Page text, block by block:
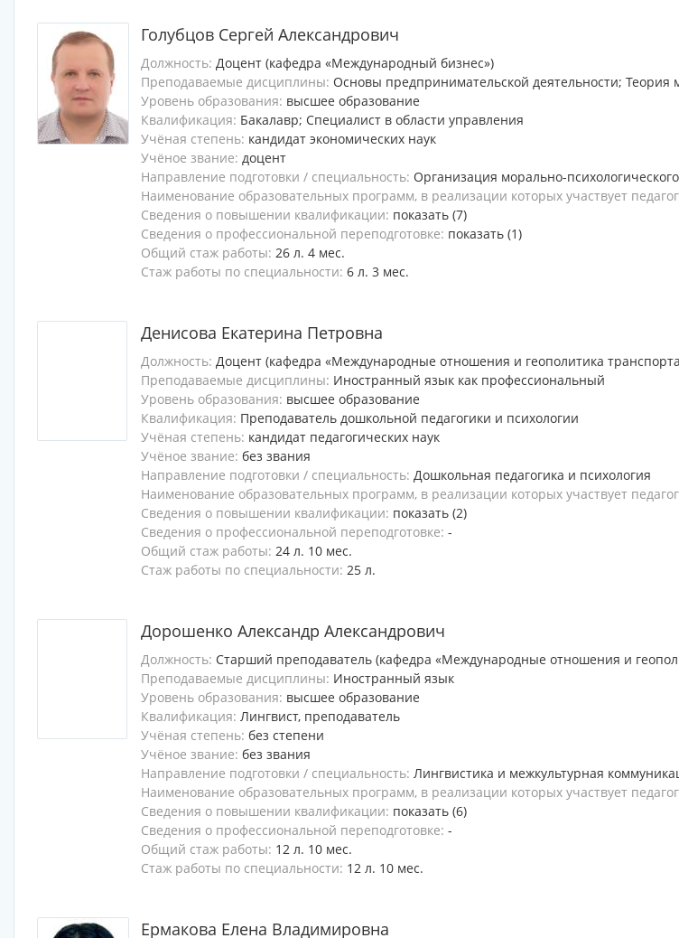
Голубцов Сергей Александрович
Должность: Доцент (кафедра «Международный бизнес»)
Преподаваемые дисциплины: Основы предпринимательской деятельности; Теория
Уровень образования: высшее образование
Квалификация: Бакалавр; Специалист в области управления
Учёная степень: кандидат экономических наук
Учёное звание: доцент
Направление подготовки / специальность: Организация морально-
Наименование образовательных программ, в реализации которых участвует
Сведения о повышении квалификации: показать (7)
Сведения о профессиональной переподготовке: показать (1)
Общий стаж работы: 26 л. 4 мес.
Стаж работы по специальности: 6 л. 3 мес.
Денисова Екатерина Петровна
Должность: Доцент (кафедра «Международные отношения и геополитика
Преподаваемые дисциплины: Иностранный язык как профессиональный
Уровень образования: высшее образование
Квалификация: Преподаватель дошкольной педагогики и психологии
Учёная степень: кандидат педагогических наук
Учёное звание: без звания
Направление подготовки / специальность: Дошкольная педагогика и психология
Наименование образовательных программ, в реализации которых участвует
Сведения о повышении квалификации: показать (2)
Сведения о профессиональной переподготовке: -
Общий стаж работы: 24 л. 10 мес.
Стаж работы по специальности: 25 л.
Дорошенко Александр Александрович
Должность: Старший преподаватель (кафедра «Международные отношения и
Преподаваемые дисциплины: Иностранный язык
Уровень образования: высшее образование
Квалификация: Лингвист, преподаватель
Учёная степень: без степени
Учёное звание: без звания
Направление подготовки / специальность: Лингвистика и межкультурная
Наименование образовательных программ, в реализации которых участвует
Сведения о повышении квалификации: показать (6)
Сведения о профессиональной переподготовке: -
Общий стаж работы: 12 л. 10 мес.
Стаж работы по специальности: 12 л. 10 мес.
Ермакова Елена Владимировна